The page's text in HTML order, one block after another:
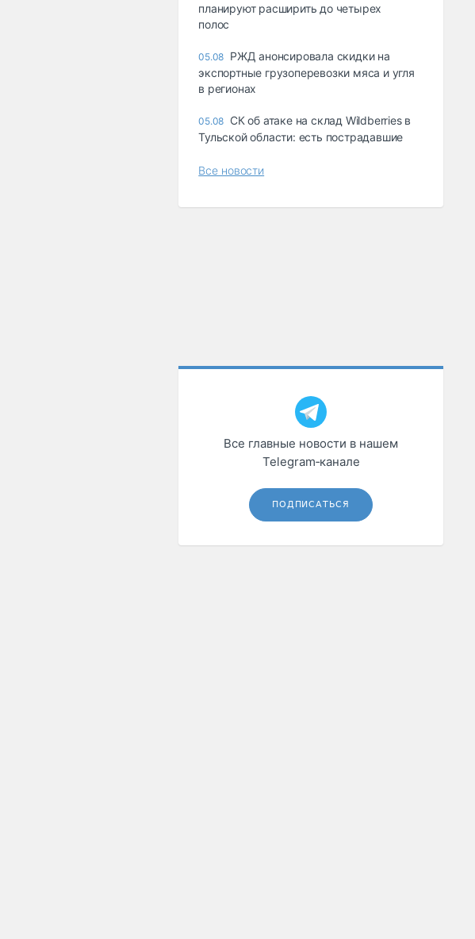
планируют расширить до четырех
полос
05.08 РЖД анонсировала скидки на
экспортные грузоперевозки мяса и угля
в регионах
05.08 СК об атаке на склад Wildberries в
Тульской области: есть пострадавшие
Все новости
Все главные новости в нашем
Telegram‑канале
ПОДПИСАТЬСЯ